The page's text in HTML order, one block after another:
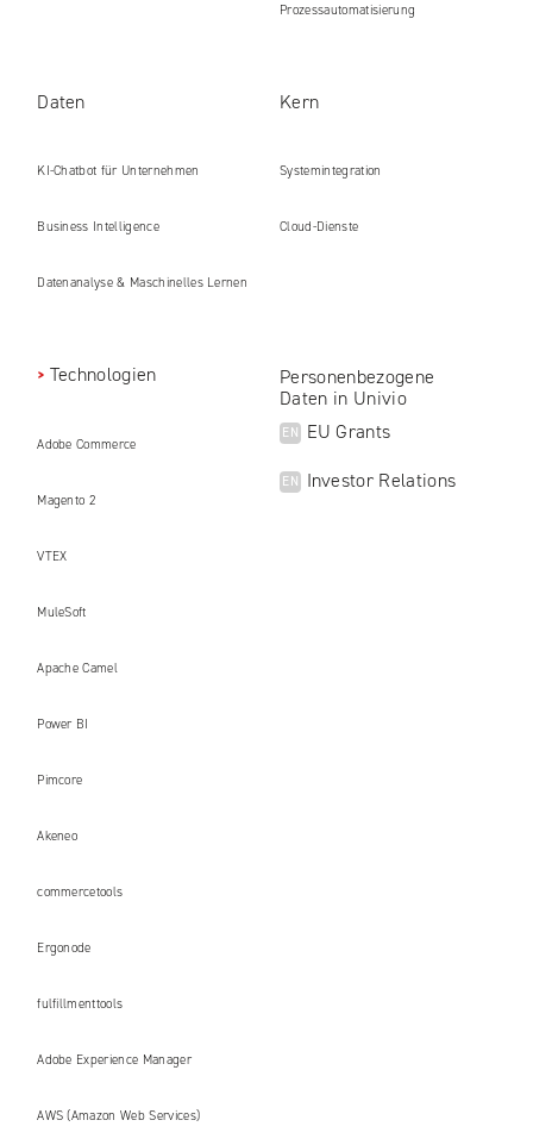
Prozessautomatisierung
Daten
KI-Chatbot für Unternehmen
Business Intelligence
Datenanalyse & Maschinelles Lernen
Kern
Systemintegration
Cloud-Dienste
Technologien
Adobe Commerce
Magento 2
VTEX
MuleSoft
Apache Camel
Power BI
Pimcore
Akeneo
commercetools
Ergonode
fulfillmenttools
Adobe Experience Manager
AWS (Amazon Web Services)
Personenbezogene
Daten in Univio
EN EU Grants
EN Investor Relations